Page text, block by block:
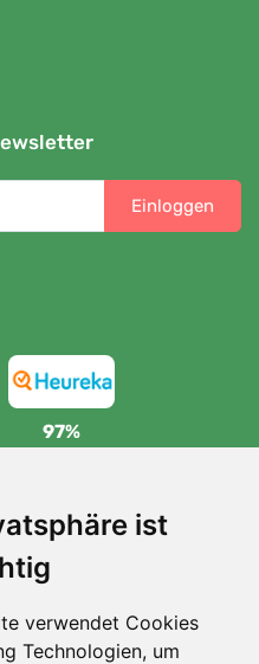
ist
verwendet Cookies
Technologien, um
Einloggen
97%
kostenlos
über 80 EUR
und Rückgabe
innerhalb von 90 Tagen